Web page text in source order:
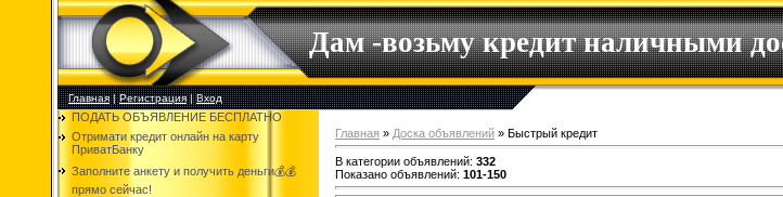
Дам -возьму кредит наличными
Главная|Регистрация|Вход
ПОДАТЬ ОБЪЯВЛЕНИЕ БЕСПЛАТНО
Отримати кредит онлайн на карту
ПриватБанку
Заполните анкету и получить деньги💰💰
прямо сейчас!
Главная » Доска объявлений » Быстрый кредит
В категории объявлений: 332
Показано объявлений: 101-150